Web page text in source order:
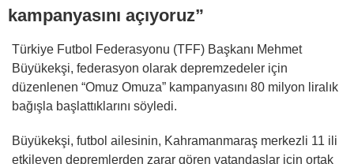
kampanyasını açıyoruz”
Türkiye Futbol Federasyonu (TFF) Başkanı Mehmet
Büyükekşi, federasyon olarak depremzedeler için
düzenlenen “Omuz Omuza” kampanyasını 80 milyon liralık
bağışla başlattıklarını söyledi.
Büyükekşi, futbol ailesinin, Kahramanmaraş merkezli 11 ili
etkileyen depremlerden zarar gören vatandaşlar için ortak